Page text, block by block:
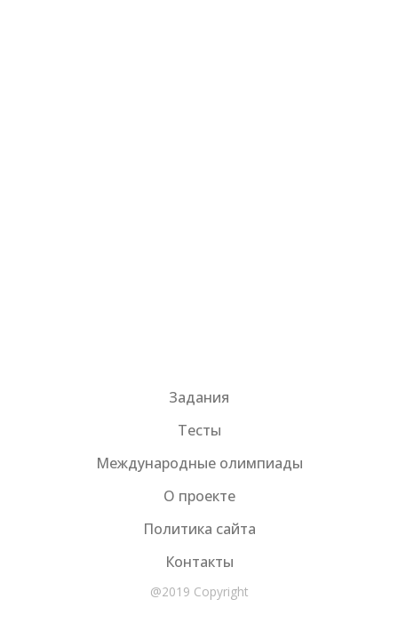
Задания
Тесты
Международные олимпиады
О проекте
Политика сайта
Контакты
@2019 Copyright